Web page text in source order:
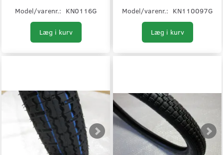
Model/varenr.: KN0116G
Læg i kurv
Model/varenr.: KN110097G
Læg i kurv